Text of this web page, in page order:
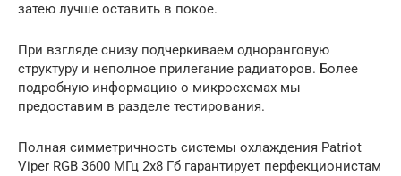
затею лучше оставить в покое.
При взгляде снизу подчеркиваем одноранговую
структуру и неполное прилегание радиаторов. Более
подробную информацию о микросхемах мы
предоставим в разделе тестирования.
Полная симметричность системы охлаждения Patriot
Viper RGB 3600 МГц 2х8 Гб гарантирует перфекционистам